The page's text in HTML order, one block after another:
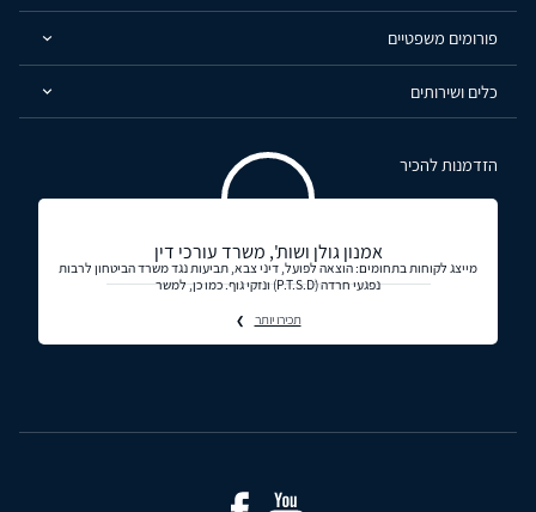
פורומים משפטיים
כלים ושירותים
הזדמנות להכיר
אמנון גולן ושות', משרד עורכי דין
מייצג לקוחות בתחומים: הוצאה לפועל, דיני צבא, תביעות נגד משרד הביטחון לרבות
נפגעי חרדה (P.T.S.Dׂ) ונזקי גוף. כמו כן, למשר
תכירו יותר